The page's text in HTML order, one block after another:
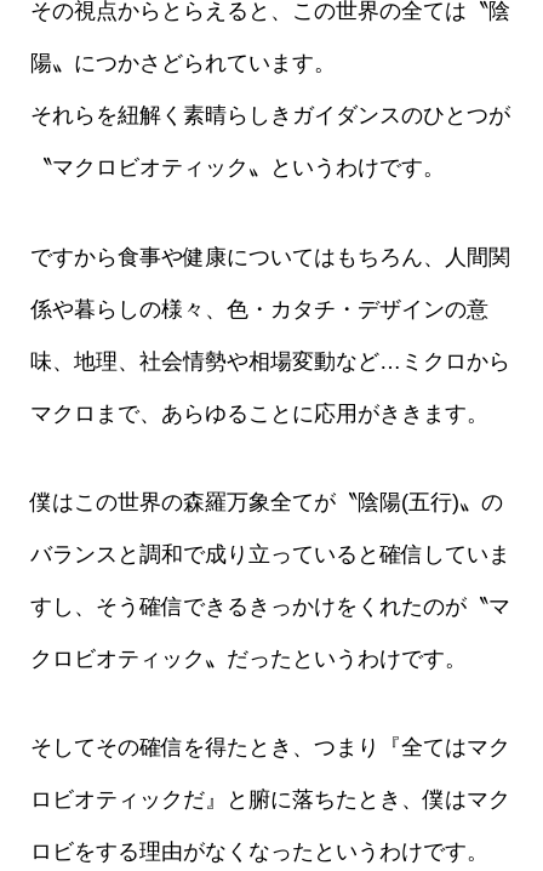
その視点からとらえると、この世界の全ては〝陰
陽〟につかさどられています。
それらを紐解く素晴らしきガイダンスのひとつが
〝マクロビオティック〟というわけです。
ですから食事や健康についてはもちろん、人間関
係や暮らしの様々、色・カタチ・デザインの意
味、地理、社会情勢や相場変動など…ミクロから
マクロまで、あらゆることに応用がききます。
僕はこの世界の森羅万象全てが〝陰陽(五行)〟の
バランスと調和で成り立っていると確信していま
すし、そう確信できるきっかけをくれたのが〝マ
クロビオティック〟だったというわけです。
そしてその確信を得たとき、つまり『全てはマク
ロビオティックだ』と腑に落ちたとき、僕はマク
ロビをする理由がなくなったというわけです。